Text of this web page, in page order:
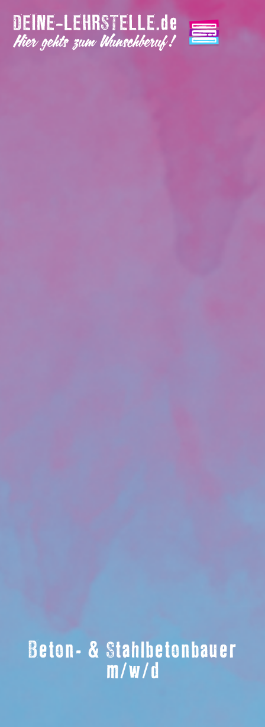
Beton- & Stahlbetonbauer
m/w/d